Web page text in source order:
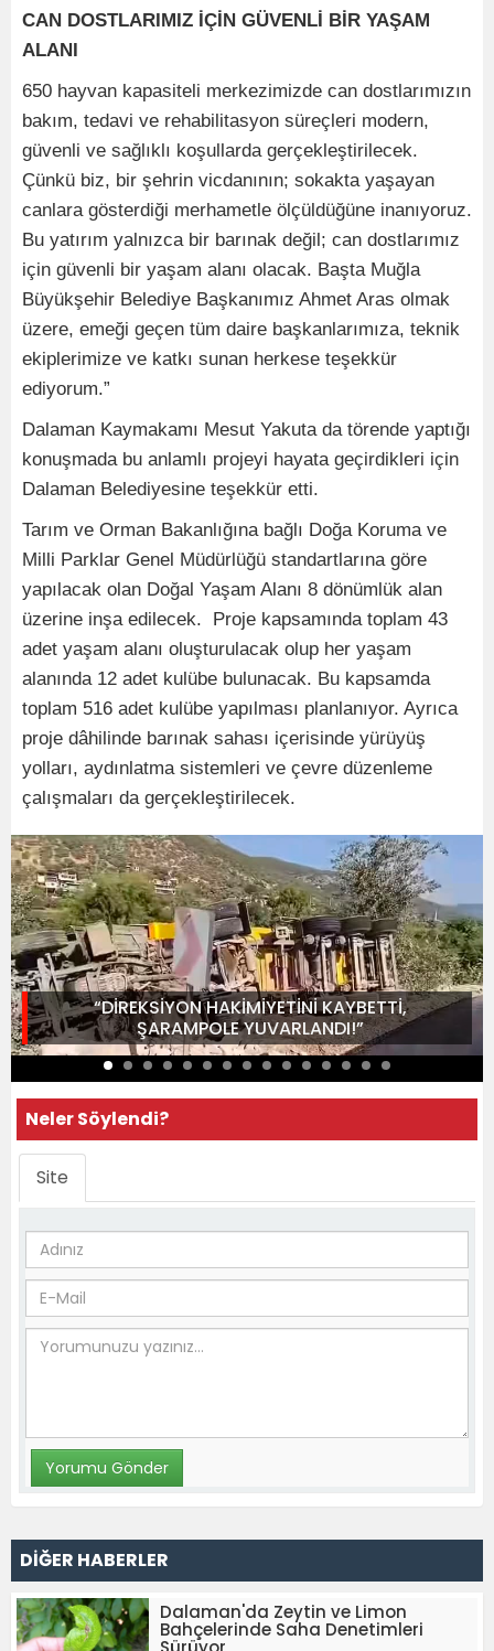
CAN DOSTLARIMIZ İÇİN GÜVENLİ BİR YAŞAM
ALANI
650 hayvan kapasiteli merkezimizde can dostlarımızın
bakım, tedavi ve rehabilitasyon süreçleri modern,
güvenli ve sağlıklı koşullarda gerçekleştirilecek.
Çünkü biz, bir şehrin vicdanının; sokakta yaşayan
canlara gösterdiği merhametle ölçüldüğüne inanıyoruz.
Bu yatırım yalnızca bir barınak değil; can dostlarımız
için güvenli bir yaşam alanı olacak. Başta Muğla
Büyükşehir Belediye Başkanımız Ahmet Aras olmak
üzere, emeği geçen tüm daire başkanlarımıza, teknik
ekiplerimize ve katkı sunan herkese teşekkür
ediyorum.”
Dalaman Kaymakamı Mesut Yakuta da törende yaptığı
konuşmada bu anlamlı projeyi hayata geçirdikleri için
Dalaman Belediyesine teşekkür etti.
Tarım ve Orman Bakanlığına bağlı Doğa Koruma ve
Milli Parklar Genel Müdürlüğü standartlarına göre
yapılacak olan Doğal Yaşam Alanı 8 dönümlük alan
üzerine inşa edilecek. Proje kapsamında toplam 43
adet yaşam alanı oluşturulacak olup her yaşam
alanında 12 adet kulübe bulunacak. Bu kapsamda
toplam 516 adet kulübe yapılması planlanıyor. Ayrıca
proje dâhilinde barınak sahası içerisinde yürüyüş
yolları, aydınlatma sistemleri ve çevre düzenleme
çalışmaları da gerçekleştirilecek.
“DİREKSİYON HAKİMİYETİNİ KAYBETTİ,
ŞARAMPOLE YUVARLANDI!”
Neler Söylendi?
Site
DİĞER HABERLER
Dalaman'da Zeytin ve Limon
Bahçelerinde Saha Denetimleri